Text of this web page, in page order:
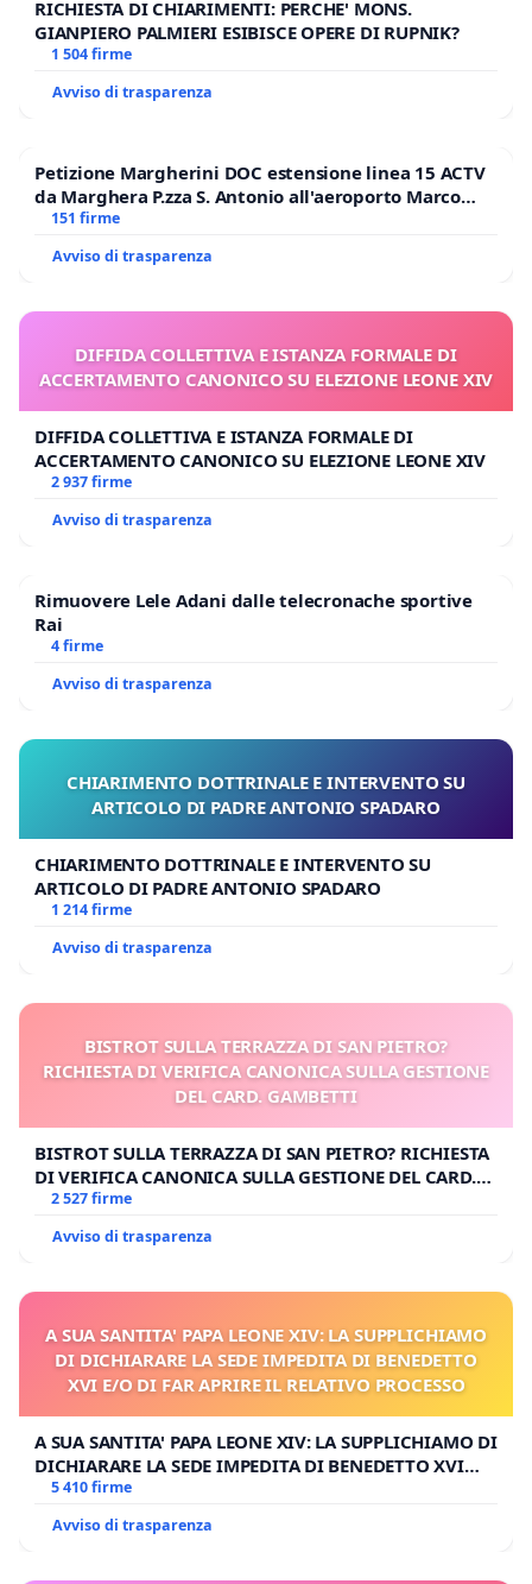
RICHIESTA DI CHIARIMENTI: PERCHE' MONS.
GIANPIERO PALMIERI ESIBISCE OPERE DI RUPNIK?
1 504 firme
Avviso di trasparenza
Petizione Margherini DOC estensione linea 15 ACTV
da Marghera P.zza S. Antonio all'aeroporto Marco
Polo tariffa a € 1,50
151 firme
Avviso di trasparenza
DIFFIDA COLLETTIVA E ISTANZA FORMALE DI
ACCERTAMENTO CANONICO SU ELEZIONE LEONE XIV
DIFFIDA COLLETTIVA E ISTANZA FORMALE DI
ACCERTAMENTO CANONICO SU ELEZIONE LEONE XIV
2 937 firme
Avviso di trasparenza
Rimuovere Lele Adani dalle telecronache sportive
Rai
4 firme
Avviso di trasparenza
CHIARIMENTO DOTTRINALE E INTERVENTO SU
ARTICOLO DI PADRE ANTONIO SPADARO
CHIARIMENTO DOTTRINALE E INTERVENTO SU
ARTICOLO DI PADRE ANTONIO SPADARO
1 214 firme
Avviso di trasparenza
BISTROT SULLA TERRAZZA DI SAN PIETRO?
RICHIESTA DI VERIFICA CANONICA SULLA GESTIONE
DEL CARD. GAMBETTI
BISTROT SULLA TERRAZZA DI SAN PIETRO? RICHIESTA
DI VERIFICA CANONICA SULLA GESTIONE DEL CARD.
GAMBETTI
2 527 firme
Avviso di trasparenza
A SUA SANTITA' PAPA LEONE XIV: LA SUPPLICHIAMO
DI DICHIARARE LA SEDE IMPEDITA DI BENEDETTO
XVI E/O DI FAR APRIRE IL RELATIVO PROCESSO
A SUA SANTITA' PAPA LEONE XIV: LA SUPPLICHIAMO DI
DICHIARARE LA SEDE IMPEDITA DI BENEDETTO XVI
E/O DI FAR APRIRE IL RELATIVO PROCESSO
5 410 firme
Avviso di trasparenza